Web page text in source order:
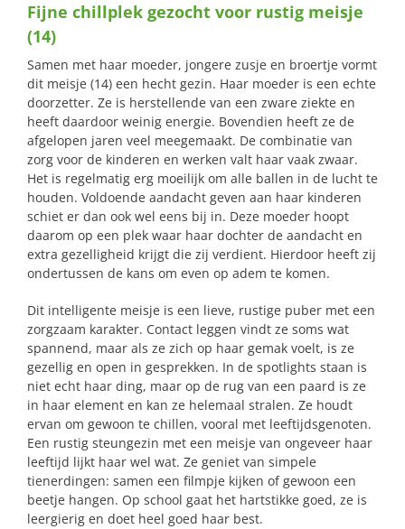
naar:
Fijne chillplek gezocht voor rustig meisje
(14)
Samen met haar moeder, jongere zusje en broertje vormt
dit meisje (14) een hecht gezin. Haar moeder is een echte
doorzetter. Ze is herstellende van een zware ziekte en
heeft daardoor weinig energie. Bovendien heeft ze de
afgelopen jaren veel meegemaakt. De combinatie van
zorg voor de kinderen en werken valt haar vaak zwaar.
Het is regelmatig erg moeilijk om alle ballen in de lucht te
houden. Voldoende aandacht geven aan haar kinderen
schiet er dan ook wel eens bij in. Deze moeder hoopt
daarom op een plek waar haar dochter de aandacht en
extra gezelligheid krijgt die zij verdient. Hierdoor heeft zij
ondertussen de kans om even op adem te komen.
Dit intelligente meisje is een lieve, rustige puber met een
zorgzaam karakter. Contact leggen vindt ze soms wat
spannend, maar als ze zich op haar gemak voelt, is ze
gezellig en open in gesprekken. In de spotlights staan is
niet echt haar ding, maar op de rug van een paard is ze
in haar element en kan ze helemaal stralen. Ze houdt
ervan om gewoon te chillen, vooral met leeftijdsgenoten.
Een rustig steungezin met een meisje van ongeveer haar
leeftijd lijkt haar wel wat. Ze geniet van simpele
tienerdingen: samen een filmpje kijken of gewoon een
beetje hangen. Op school gaat het hartstikke goed, ze is
leergierig en doet heel goed haar best.